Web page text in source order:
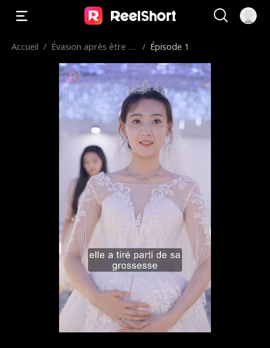
Accueil / Évasion après être T
Mon mari Dans le co
ma
/ Épisode 1